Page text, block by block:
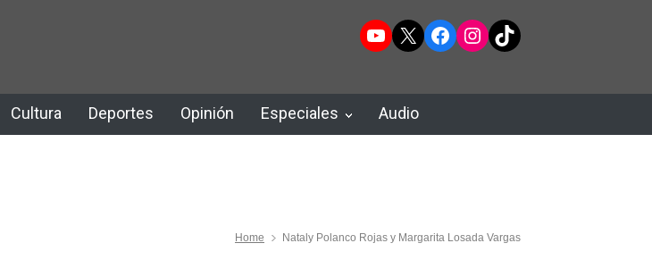
YouTube
X Facebook
Instagram
TikTok
Cultura Deportes Opinión Especiales Audio
Home Nataly Polanco Rojas y Margarita Losada Vargas